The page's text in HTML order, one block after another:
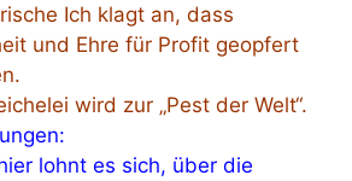
Ich klagt an, dass
und Ehre für Profit geopfert
wird zur „Pest der Welt“.
lohnt es sich, über die